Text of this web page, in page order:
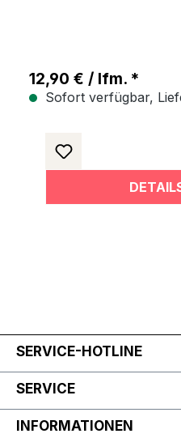
12,90 € / lfm. *
Sofort verfügbar,
SERVICE-HOTLINE
SERVICE
INFORMATIONEN